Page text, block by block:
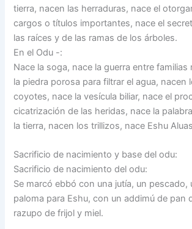
tierra, nacen las herraduras, nace el
cargos o títulos importantes, nace el
las raíces y de las ramas de los árboles.
En el Odu -:
Nace la soga, nace la guerra entre familias
la piedra porosa para filtrar el agua, nacen
coyotes, nace la vesícula biliar, nace el
cicatrización de las heridas, nace la
la tierra, nacen los trillizos, nace Eshu
Sacrificio de nacimiento y base del odu:
Sacrificio de nacimiento del odu:
Se marcó ebbó con una jutía, un pescado,
paloma para Eshu, con un addimú de pan
razupo de frijol y miel.